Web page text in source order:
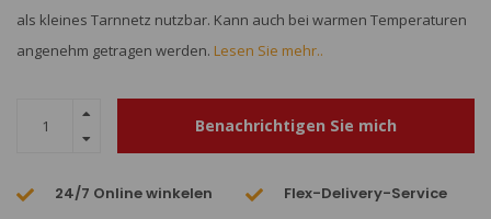
als kleines Tarnnetz nutzbar. Kann auch bei warmen Temperaturen
angenehm getragen werden. Lesen Sie mehr..
Benachrichtigen Sie mich
24/7 Online winkelen Flex-Delivery-Service